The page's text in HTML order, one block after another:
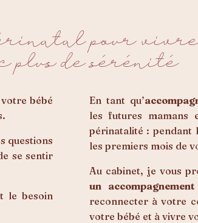
pour
plus de sérénité
bébé
questions
se sentir
le besoin
En tant qu’
les futures mamans
périnatalité : pendant
les premiers mois de
Au cabinet, je vous
un
reconnecter à votre
votre bébé et à vivre